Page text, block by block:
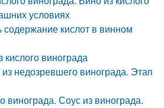
условиях
содержание кислот в винном
кислого винограда
из недозревшего винограда. Этап
винограда. Соус из винограда.